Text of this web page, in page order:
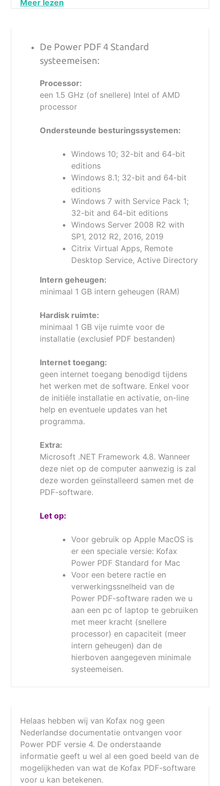
een serienummer dat u kunt gebruiken om uw
doen van de software.
Bekijk en vergelijk de specificaties van de
Advanced en de Standaard
Kijk hier voor meer informatie over de
PowerPDF Advanced
De activiteiten van Nuance op het gebied van
scannen, maken en bewerken van PDF’s en de
opslag zijn onlangs overgenomen door Kofax,
een grote speler op het gebied van “imaging”.
Nuance specialiseert zich nu vooral op
spraakherkenning.
Na bestelling krijgt u van ons een e-mail met
installatie-instructie.
Soms komt dit bericht in de ongewenste e-mail
map van uw e-mail programma.
ontvangen zou u even in uw Spam-box kunnen
kijken.
De Power PDF 4 Standard
systeemeisen:
Processor:
een 1.5 GHz (of snellere) Intel of AMD
processor
Ondersteunde besturingssystemen:
Windows 10; 32-bit and 64-bit
editions
Windows 8.1; 32-bit and 64-bit
editions
Windows 7 with Service Pack 1;
32-bit and 64-bit editions
Windows Server 2008 R2 with
SP1, 2012 R2, 2016, 2019
Citrix Virtual Apps, Remote
Desktop Service, Active Directory
Intern geheugen:
minimaal 1 GB intern geheugen (RAM)
Hardisk ruimte:
minimaal 1 GB vije ruimte voor de
installatie (exclusief PDF bestanden)
Internet toegang:
geen internet toegang benodigd tijdens
het werken met de software. Enkel voor
de initiële installatie en activatie, on-line
help en eventuele updates van het
programma.
Extra:
Microsoft .NET Framework 4.8. Wanneer
deze niet op de computer aanwezig is zal
deze worden geïnstalleerd samen met de
PDF-software.
Let op:
Voor gebruik op Apple MacOS is
er een speciale versie: Kofax
Power PDF Standard for Mac
Voor een betere ractie en
verwerkingssnelheid van de
Power PDF-software raden we u
aan een pc of laptop te gebruiken
met meer kracht (snellere
processor) en capaciteit (meer
intern geheugen) dan de
hierboven aangegeven minimale
systeemeisen.
Helaas hebben wij van Kofax nog geen
Nederlandse documentatie ontvangen voor
Power PDF versie 4. De onderstaande
informatie geeft u wel al een goed beeld van de
mogelijkheden van wat de Kofax PDF-software
voor u kan betekenen.